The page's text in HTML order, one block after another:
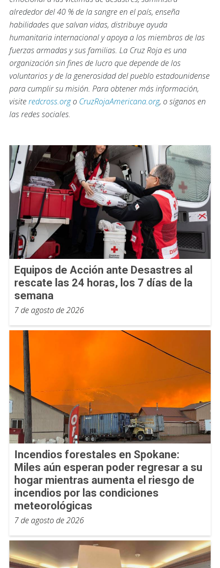
alrededor del 40 % de la sangre en el país, enseña
habilidades que salvan vidas, distribuye ayuda
humanitaria internacional y apoya a los miembros de las
fuerzas armadas y sus familias. La Cruz Roja es una
organización sin fines de lucro que depende de los
voluntarios y de la generosidad del pueblo estadounidense
para cumplir su misión. Para obtener más información,
visiteredcross.orgo CruzRojaAmericana.org, o síganos en
las redes sociales.
Equipos de Acción ante Desastres al
rescate las 24 horas, los 7 días de la
semana
7 de agosto de 2026
Incendios forestales en Spokane:
Miles aún esperan poder regresar a su
hogar mientras aumenta el riesgo de
incendios por las condiciones
meteorológicas
7 de agosto de 2026